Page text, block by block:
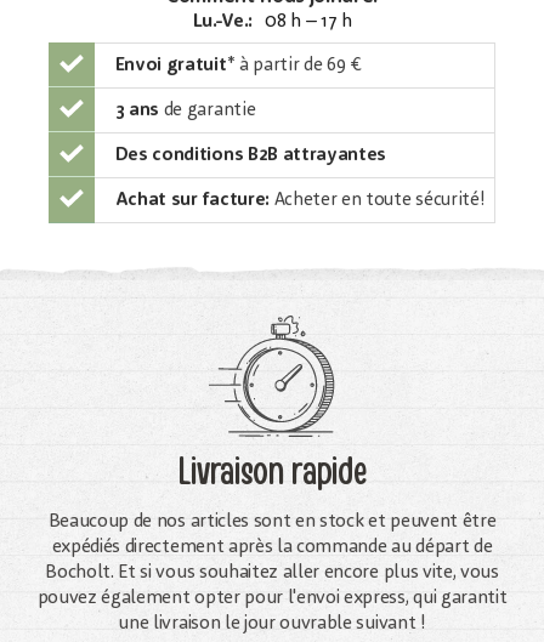
Lu.-Ve.: 08 h – 17 h
Envoi gratuit* à partir de 69 €
3 ans de garantie
Des conditions B2B attrayantes
Achat sur facture: Acheter en toute sécurité!
Livraison rapide
Beaucoup de nos articles sont en stock et peuvent être
expédiés directement après la commande au départ de
Bocholt. Et si vous souhaitez aller encore plus vite, vous
pouvez également opter pour l'envoi express, qui garantit
une livraison le jour ouvrable suivant !